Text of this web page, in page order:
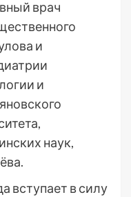
врач
и
и
наук,
вступает в силу